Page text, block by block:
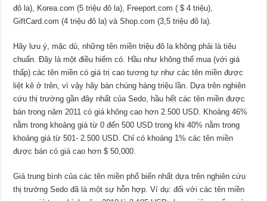
đô la), Korea.com (5 triệu đô la), Freeport.com ( $ 4 triệu),
GiftCard.com (4 triệu đô la) và Shop.com (3,5 triệu đô la).
Hãy lưu ý, mặc dù, những tên miền triệu đô la không phải là tiêu
chuẩn. Đây là một điều hiếm có. Hầu như không thể mua (với giá
thấp) các tên miền có giá trị cao tương tự như các tên miền được
liệt kê ở trên, vì vậy hãy bán chúng hàng triệu lần. Dựa trên nghiên
cứu thị trường gần đây nhất của Sedo, hầu hết các tên miền được
bán trong năm 2011 có giá không cao hơn 2.500 USD. Khoảng 46%
nằm trong khoảng giá từ 0 đến 500 USD trong khi 40% nằm trong
khoảng giá từ 501- 2.500 USD. Chỉ có khoảng 1% các tên miền
được bán có giá cao hơn $ 50,000.
Giá trung bình của các tên miền phổ biến nhất dựa trên nghiên cứu
thị trường Sedo đã là một sự hỗn hợp. Ví dụ: đối với các tên miền